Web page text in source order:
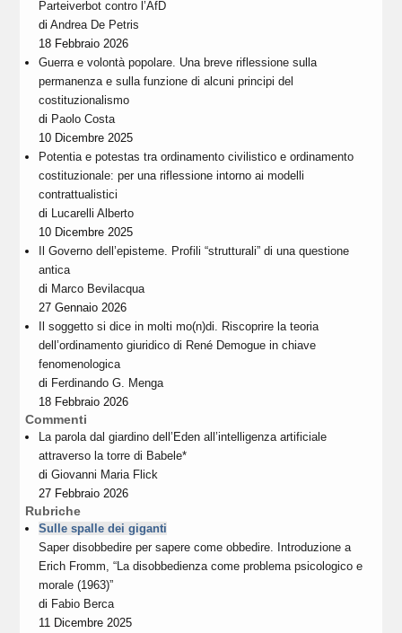
Parteiverbot contro l’AfD
diAndrea De Petris
18 Febbraio 2026
Guerra e volontà popolare. Una breve riflessione sulla
permanenza e sulla funzione di alcuni principi del
costituzionalismo
di Paolo Costa
10 Dicembre 2025
Potentia e potestas tra ordinamento civilistico e ordinamento
costituzionale: per una riflessione intorno ai modelli
contrattualistici
di Lucarelli Alberto
10 Dicembre 2025
Il Governo dell’episteme. Profili “strutturali” di una questione
antica
di Marco Bevilacqua
27 Gennaio 2026
Il soggetto si dice in molti mo(n)di. Riscoprire la teoria
dell’ordinamento giuridico di René Demogue in chiave
fenomenologica
di Ferdinando G. Menga
18 Febbraio 2026
Commenti
La parola dal giardino dell’Eden all’intelligenza artificiale
attraverso la torre di Babele*
diGiovanni Maria Flick
27 Febbraio 2026
Rubriche
Sulle spalle dei giganti
Saper disobbedire per sapere come obbedire. Introduzione a
Erich Fromm, “La disobbedienza come problema psicologico e
morale (1963)”
di Fabio Berca
11 Dicembre 2025